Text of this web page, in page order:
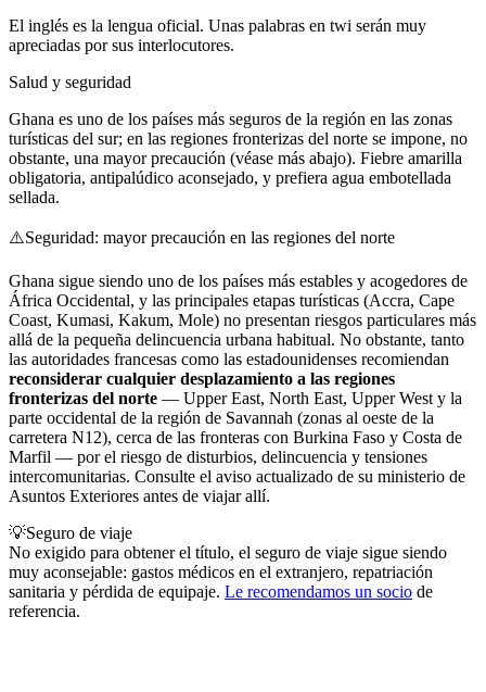
El inglés es la lengua oficial. Unas palabras en twi serán muy
apreciadas por sus interlocutores.
Salud y seguridad
Ghana es uno de los países más seguros de la región en las zonas
turísticas del sur; en las regiones fronterizas del norte se impone, no
obstante, una mayor precaución (véase más abajo). Fiebre amarilla
obligatoria, antipalúdico aconsejado, y prefiera agua embotellada
sellada.
⚠️Seguridad: mayor precaución en las regiones del norte
Ghana sigue siendo uno de los países más estables y acogedores de
África Occidental, y las principales etapas turísticas (Accra, Cape
Coast, Kumasi, Kakum, Mole) no presentan riesgos particulares más
allá de la pequeña delincuencia urbana habitual. No obstante, tanto
las autoridades francesas como las estadounidenses recomiendan
reconsiderar cualquier desplazamiento a las regiones
fronterizas del norte — Upper East, North East, Upper West y la
parte occidental de la región de Savannah (zonas al oeste de la
carretera N12), cerca de las fronteras con Burkina Faso y Costa de
Marfil — por el riesgo de disturbios, delincuencia y tensiones
intercomunitarias. Consulte el aviso actualizado de su ministerio de
Asuntos Exteriores antes de viajar allí.
💡Seguro de viaje
No exigido para obtener el título, el seguro de viaje sigue siendo
muy aconsejable: gastos médicos en el extranjero, repatriación
sanitaria y pérdida de equipaje. Le recomendamos un socio de
referencia.